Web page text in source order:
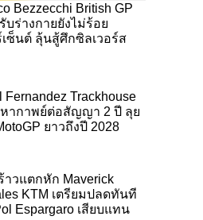
Bezzecchi British GP
บร่างกายยังไม่ร้อย
เซ็นต์ ลุ้นสู้ศึกซิลเวอร์ส
Fernandez Trackhouse
ากาพย์ต่อสัญญา 2 ปี ลุย
ยาวถึงปี 2028
าวแตกหัก Maverick
KTM เตรียมปลดทันที
Espargaro เสียบแทน